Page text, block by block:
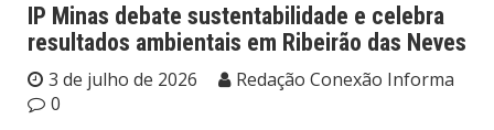
IP Minas debate sustentabilidade e celebra
resultados ambientais em Ribeirão das Neves
3 de julho de 2026
Redação Conexão Informa
0